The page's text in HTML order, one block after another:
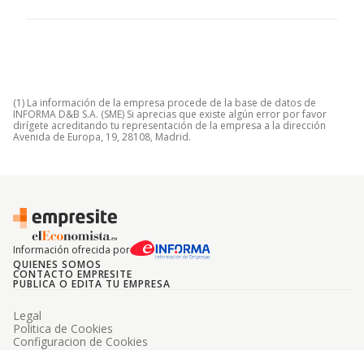
(1) La información de la empresa procede de la base de datos de
INFORMA D&B S.A. (SME) Si aprecias que existe algún error por favor
dirígete acreditando tu representación de la empresa a la dirección
Avenida de Europa, 19, 28108, Madrid.
Información ofrecida por
QUIENES SOMOS
CONTACTO EMPRESITE
PUBLICA O EDITA TU EMPRESA
Legal
Politica de Cookies
Configuracion de Cookies